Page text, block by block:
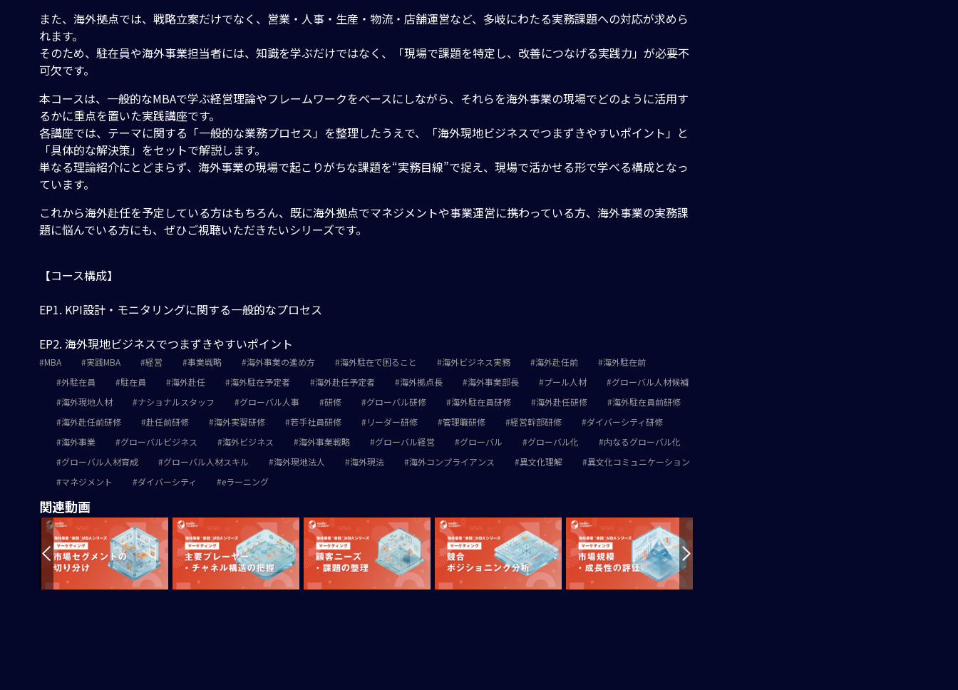
また、海外拠点では、戦略立案だけでなく、営業・人事・生産・物流・店舗運営など、多岐にわたる実務課題への対応が求めら
れます。
そのため、駐在員や海外事業担当者には、知識を学ぶだけではなく、「現場で課題を特定し、改善につなげる実践力」が必要不
可欠です。
本コースは、一般的なMBAで学ぶ経営理論やフレームワークをベースにしながら、それらを海外事業の現場でどのように活用す
るかに重点を置いた実践講座です。
各講座では、テーマに関する「一般的な業務プロセス」を整理したうえで、「海外現地ビジネスでつまずきやすいポイント」と
「具体的な解決策」をセットで解説します。
単なる理論紹介にとどまらず、海外事業の現場で起こりがちな課題を“実務目線”で捉え、現場で活かせる形で学べる構成となっ
ています。
これから海外赴任を予定している方はもちろん、既に海外拠点でマネジメントや事業運営に携わっている方、海外事業の実務課
題に悩んでいる方にも、ぜひご視聴いただきたいシリーズです。
【コース構成】
EP1. KPI設計・モニタリングに関する一般的なプロセス
EP2. 海外現地ビジネスでつまずきやすいポイント
MBA 実践MBA 経営 事業戦略 海外事業の進め方 海外駐在で困ること 海外ビジネス実務 海外赴任前
海外駐在前
外駐在員
駐在員 海外赴任 海外駐在予定者 海外赴任予定者 海外拠点長 海外事業部長 プール人材
グローバル人材候補
海外現地人材
ナショナルスタッフ グローバル人事 研修 グローバル研修 海外駐在員研修 海外赴任研修
海外駐在員前研修
海外赴任前研修
赴任前研修 海外実習研修 若手社員研修 リーダー研修 管理職研修 経営幹部研修
ダイバーシティ研修
海外事業
グローバルビジネス 海外ビジネス 海外事業戦略 グローバル経営 グローバル グローバル化
内なるグローバル化
グローバル人材育成
グローバル人材スキル 海外現地法人 海外現法 海外コンプライアンス 異文化理解
異文化コミュニケーション
マネジメント
ダイバーシティ eラーニング
関連動画